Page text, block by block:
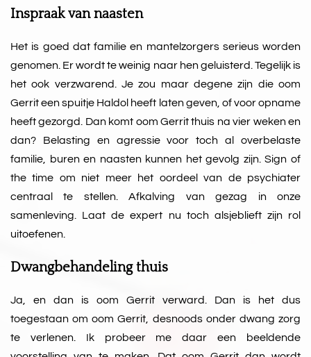
Inspraak van naasten
Het is goed dat familie en mantelzorgers serieus worden
genomen. Er wordt te weinig naar hen geluisterd. Tegelijk is
het ook verzwarend. Je zou maar degene zijn die oom
Gerrit een spuitje Haldol heeft laten geven, of voor opname
heeft gezorgd. Dan komt oom Gerrit thuis na vier weken en
dan? Belasting en agressie voor toch al overbelaste
familie, buren en naasten kunnen het gevolg zijn. Sign of
the time om niet meer het oordeel van de psychiater
centraal te stellen. Afkalving van gezag in onze
samenleving. Laat de expert nu toch alsjeblieft zijn rol
uitoefenen.
Dwangbehandeling thuis
Ja, en dan is oom Gerrit verward. Dan is het dus
toegestaan om oom Gerrit, desnoods onder dwang zorg
te verlenen. Ik probeer me daar een beeldende